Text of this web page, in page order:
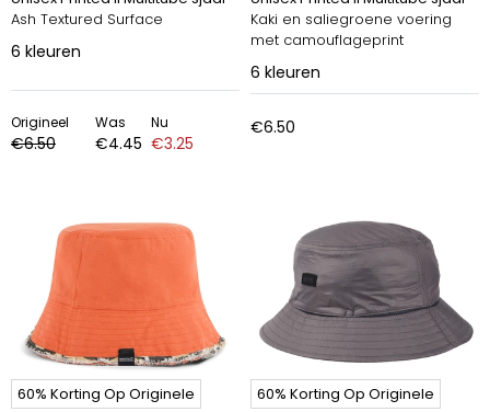
Ash Textured Surface
6 kleuren
Origineel
€6.50
Was
€4.45
Nu
€3.25
Kaki en saliegroene voering
met camouflageprint
6 kleuren
€6.50
60% Korting Op Originele 60% Korting Op Originele